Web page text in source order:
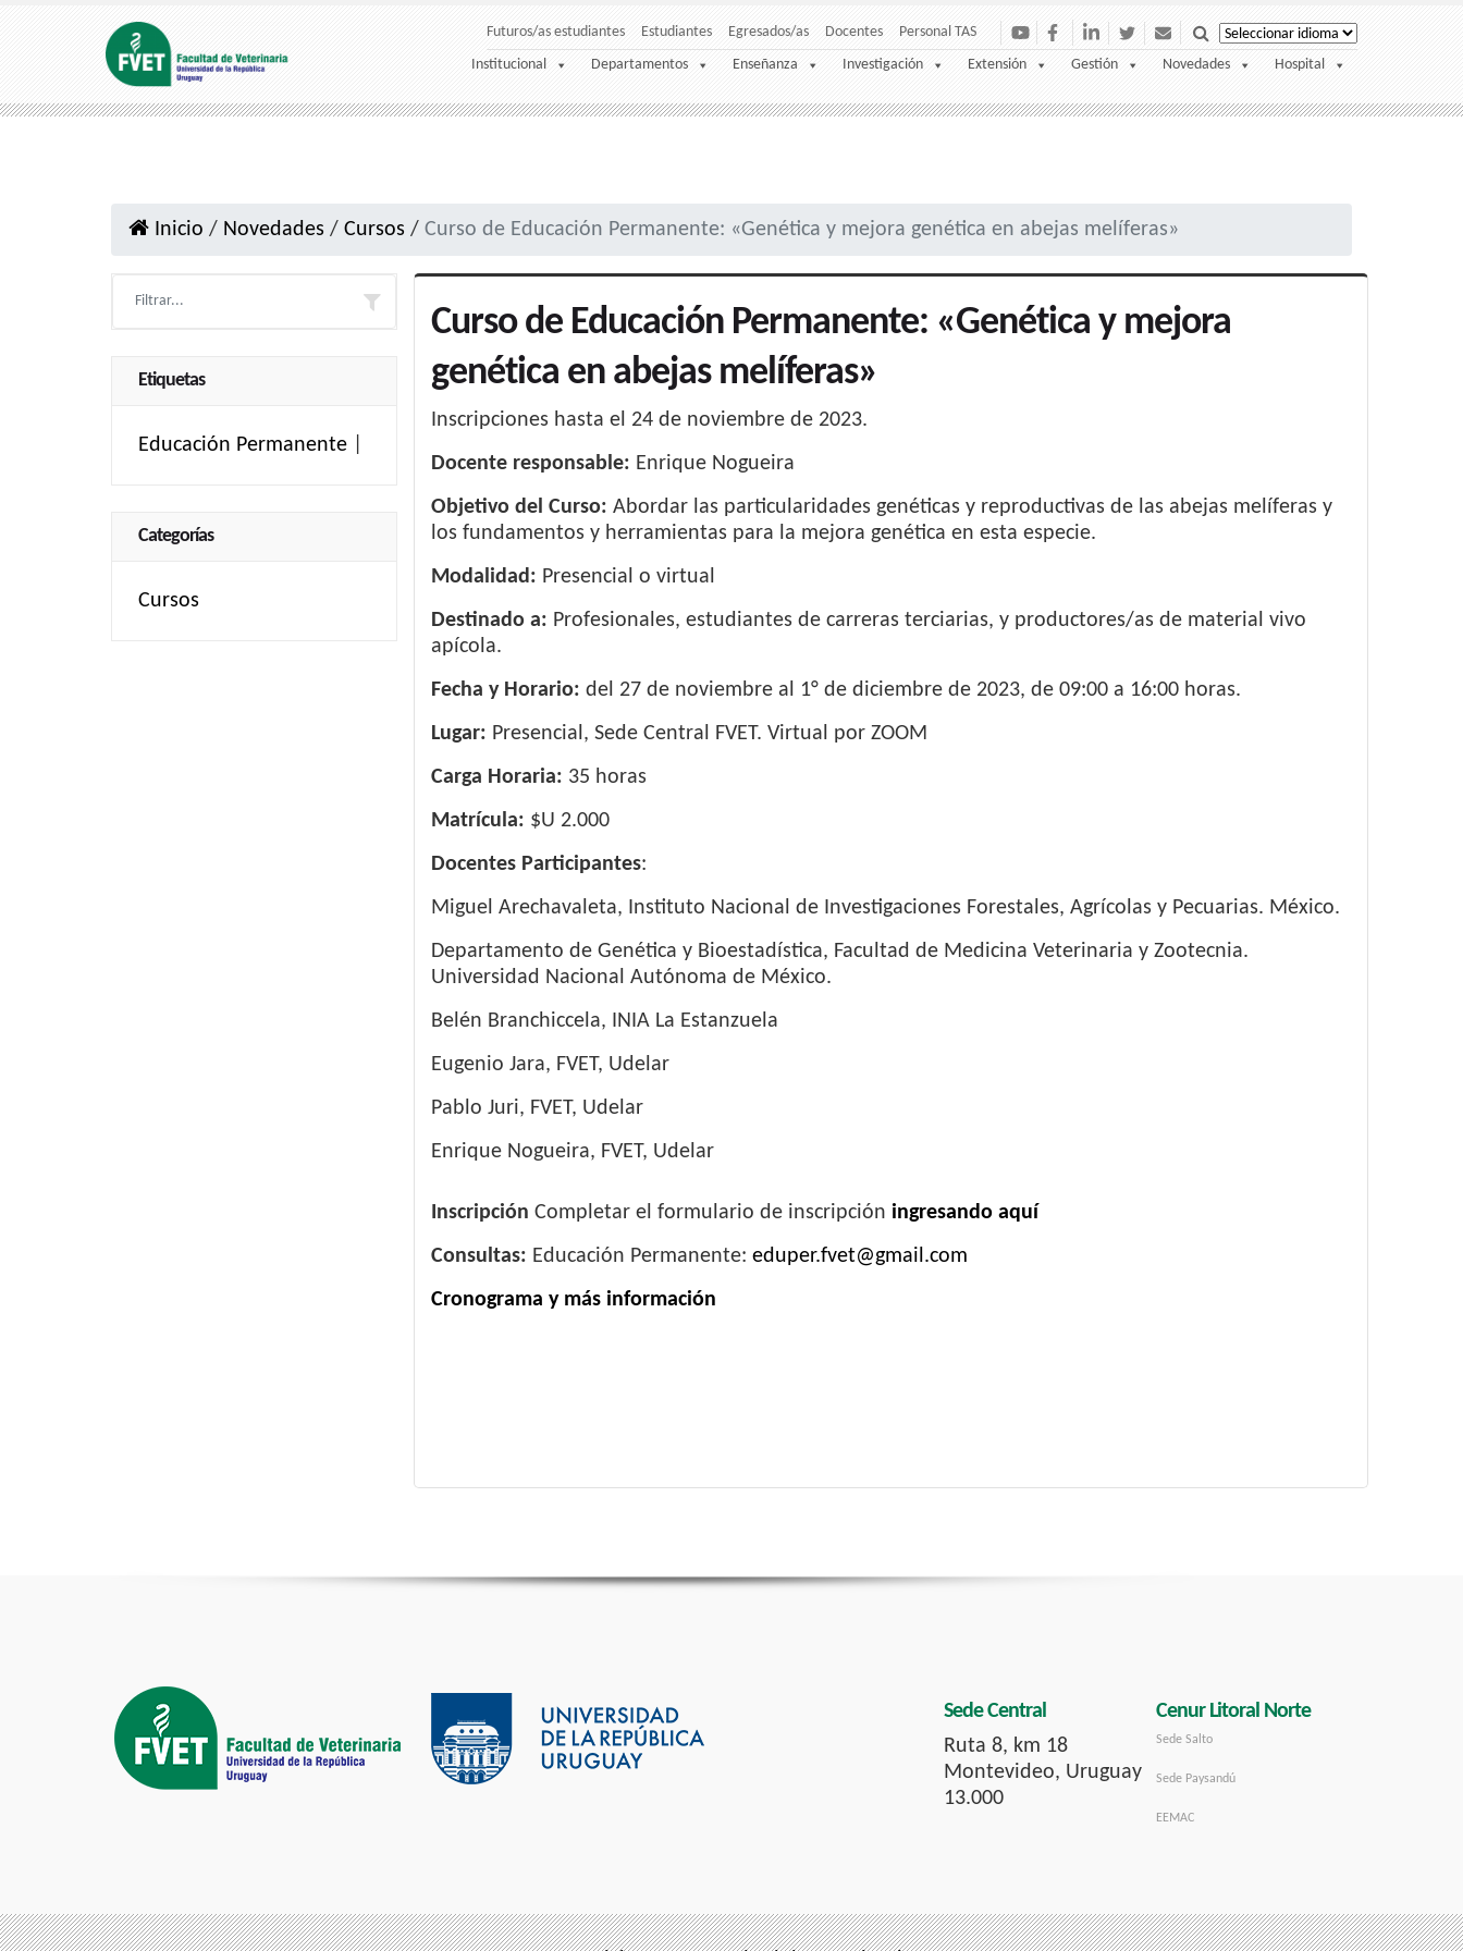
Futuros/as estudiantes Estudiantes Egresados/as Docentes Personal TAS
Institucional Departamentos Enseñanza Investigación Extensión Gestión Novedades Hospital
Inicio / Novedades / Cursos / Curso de Educación Permanente: «Genética y mejora genética en abejas melíferas»
Etiquetas
Educación Permanente
Categorías
Cursos
Curso de Educación Permanente: «Genética y mejora
genética en abejas melíferas»
Inscripciones hasta el 24 de noviembre de 2023.
Docente responsable: Enrique Nogueira
Objetivo del Curso: Abordar las particularidades genéticas y reproductivas de las abejas melíferas y
los fundamentos y herramientas para la mejora genética en esta especie.
Modalidad: Presencial o virtual
Destinado a: Profesionales, estudiantes de carreras terciarias, y productores/as de material vivo
apícola.
Fecha y Horario: del 27 de noviembre al 1° de diciembre de 2023, de 09:00 a 16:00 horas.
Lugar: Presencial, Sede Central FVET. Virtual por ZOOM
Carga Horaria: 35 horas
Matrícula: $U 2.000
Docentes Participantes:
Miguel Arechavaleta, Instituto Nacional de Investigaciones Forestales, Agrícolas y Pecuarias. México.
Departamento de Genética y Bioestadística, Facultad de Medicina Veterinaria y Zootecnia.
Universidad Nacional Autónoma de México.
Belén Branchiccela, INIA La Estanzuela
Eugenio Jara, FVET, Udelar
Pablo Juri, FVET, Udelar
Enrique Nogueira, FVET, Udelar
Inscripción Completar el formulario de inscripción ingresando aquí
Consultas: Educación Permanente: eduper.fvet@gmail.com
Cronograma y más información
Sede Central
Ruta 8, km 18
Montevideo, Uruguay
13.000
Cenur Litoral Norte
Sede Salto
Sede Paysandú
EEMAC